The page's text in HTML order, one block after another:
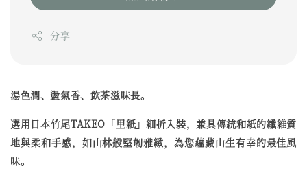
分享
湯色潤、盪氣香、飲茶滋味長。
選用日本竹尾TAKEO「里紙」細折入裝，兼具傳統和紙的纖維質
地與柔和手感，如山林般堅韌雅緻，為您蘊藏山生有幸的最佳風
味。